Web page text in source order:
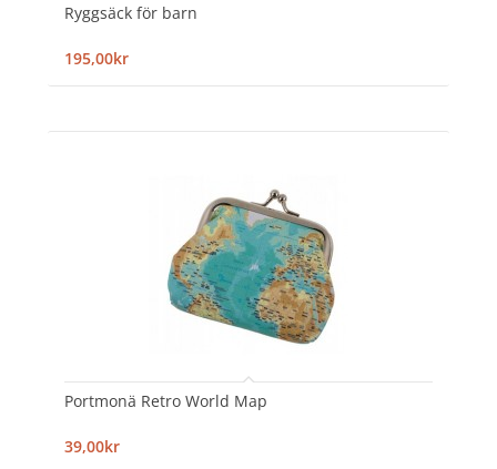
Ryggsäck för barn
195,00kr
Portmonä Retro World Map
39,00kr